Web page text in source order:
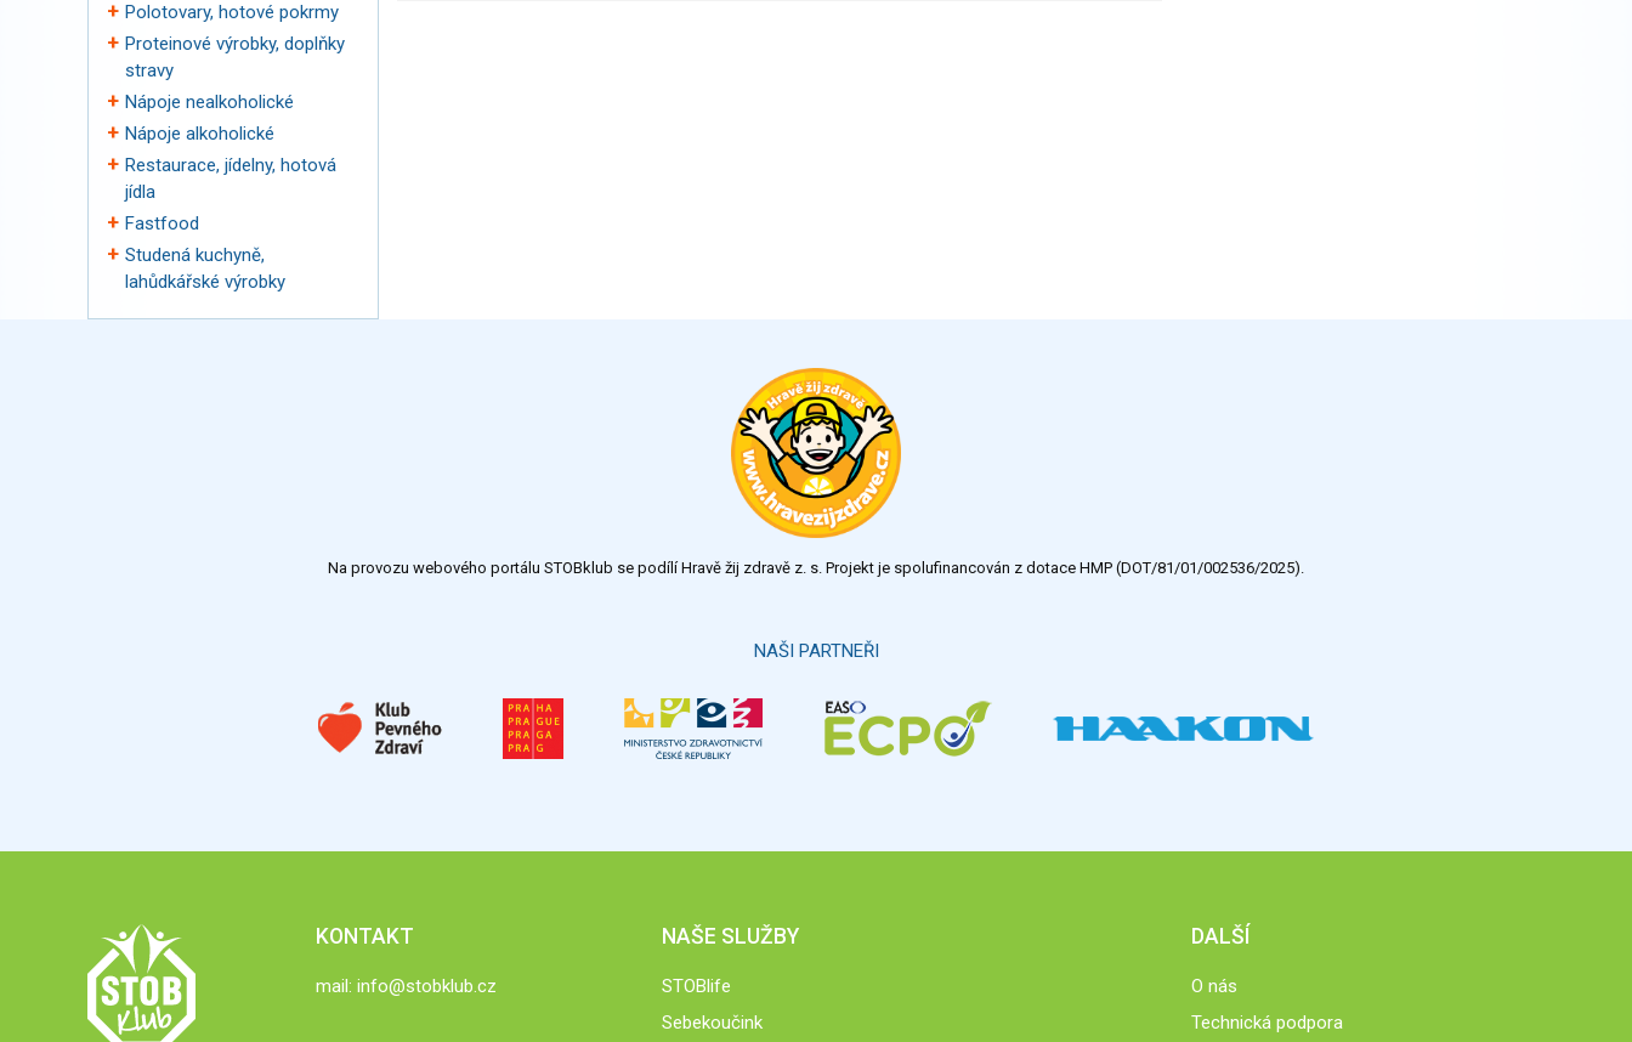
Polotovary, hotové pokrmy
Proteinové výrobky, doplňky
stravy
Nápoje nealkoholické
Nápoje alkoholické
Restaurace, jídelny, hotová
jídla
Fastfood
Studená kuchyně,
lahůdkářské výrobky
Na provozu webového portálu STOBklub se podílí Hravě žij zdravě z. s. Projekt je spolufinancován z dotace HMP (DOT/81/01/002536/2025).
NAŠI PARTNEŘI
KONTAKT
mail: info@stobklub.cz
NAŠE SLUŽBY
STOBlife
Sebekoučink
DALŠÍ
O nás
Technická podpora